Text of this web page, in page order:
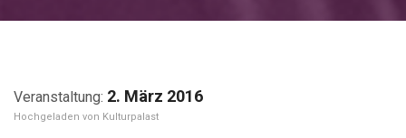
2. März 2016
Kulturpalast